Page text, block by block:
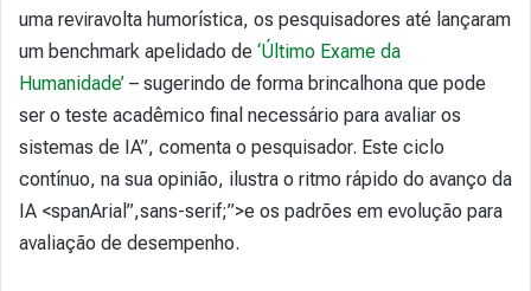
uma reviravolta humorística, os pesquisadores até lançaram
um benchmark apelidado de ‘Último Exame da
Humanidade’ – sugerindo de forma brincalhona que pode
ser o teste acadêmico final necessário para avaliar os
sistemas de IA”, comenta o pesquisador. Este ciclo
contínuo, na sua opinião, ilustra o ritmo rápido do avanço da
IA <spanArial”,sans-serif;”>​​e os padrões em evolução para
avaliação de desempenho.